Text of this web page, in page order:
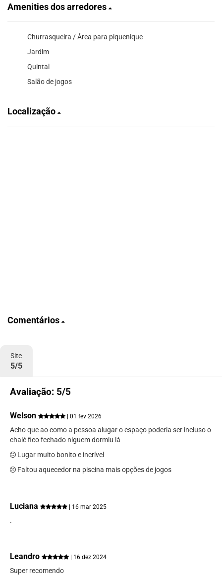
Amenities dos arredores
Churrasqueira / Área para piquenique
Jardim
Quintal
Salão de jogos
Localização
Comentários
Site
5/5
Avaliação: 5/5
Welson | 01 fev 2026
Acho que ao como a pessoa alugar o espaço poderia ser incluso o
chalé fico fechado niguem dormiu lá
Lugar muito bonito e incrível
Faltou aquecedor na piscina mais opções de jogos
Luciana | 16 mar 2025
.
Leandro | 16 dez 2024
Super recomendo